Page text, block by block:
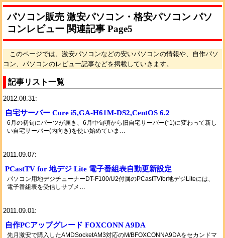
パソコン販売 激安パソコン・格安パソコン パソ
コンレビュー 関連記事 Page5
このページでは、激安パソコンなどの安いパソコンの情報や、自作パソ
コン、パソコンのレビュー記事などを掲載していきます。
記事リスト一覧
2012.08.31:
自宅サーバー Core i5,GA-H61M-DS2,CentOS 6.2
6月の初旬にパーツが届き、6月中旬頃から旧自宅サーバー(*1)に変わって新し
い自宅サーバー(内向き)を使い始めていま…
2011.09.07:
PCastTV for 地デジ Lite 電子番組表自動更新設定
パソコン用地デジチューナーDT-F100/U2付属のPCastTVfor地デジLiteには、
電子番組表を受信しサブメ…
2011.09.01:
自作PCアップグレード FOXCONN A9DA
先月激安で購入したAMDSocketAM3対応のM/BFOXCONNA9DAをセカンドマ